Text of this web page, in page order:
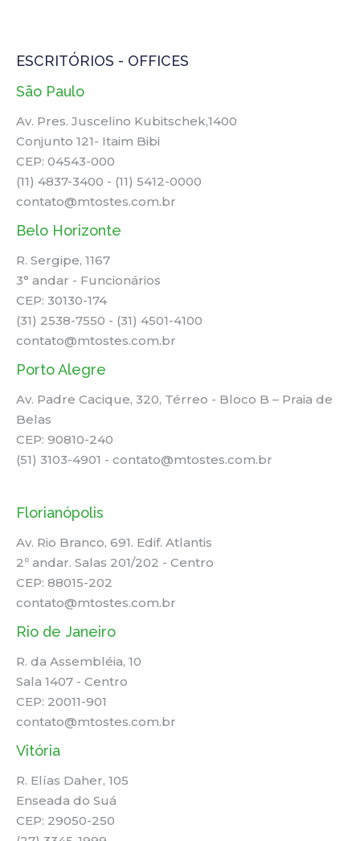
ESCRITÓRIOS - OFFICES
São Paulo
Av. Pres. Juscelino Kubitschek,1400
Conjunto 121- Itaim Bibi
CEP: 04543-000
(11) 4837-3400 - (11) 5412-0000
contato@mtostes.com.br
Belo Horizonte
R. Sergipe, 1167
3° andar - Funcionários
CEP: 30130-174
(31) 2538-7550 - (31) 4501-4100
contato@mtostes.com.br
Porto Alegre
Av. Padre Cacique, 320, Térreo - Bloco B – Praia de
Belas
CEP: 90810-240
(51) 3103-4901 - contato@mtostes.com.br
Florianópolis
Av. Rio Branco, 691. Edif. Atlantis
2º andar. Salas 201/202 - Centro
CEP: 88015-202
contato@mtostes.com.br
Rio de Janeiro
R. da Assembléia, 10
Sala 1407 - Centro
CEP: 20011-901
contato@mtostes.com.br
Vitória
R. Elías Daher, 105
Enseada do Suá
CEP: 29050-250